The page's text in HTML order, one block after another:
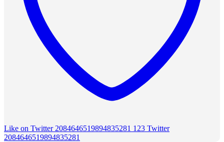
Like on Twitter 2084646519894835281 123 Twitter
2084646519894835281